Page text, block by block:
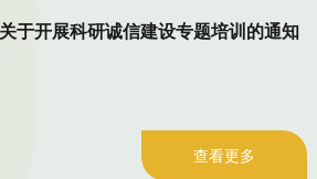
查看更多
于开展科研诚信建设专题培训的通知